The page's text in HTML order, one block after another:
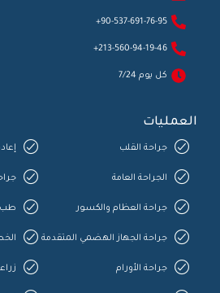
90-537-691-76-95+
213-560-94-19-46+
كل يوم 7/24
العمليات
جراحة القلب
الجراحة العامة
جراحة العظام والكسور
جراحة الجهاز الهضمي المتقدمة
جراحة الأورام
طب